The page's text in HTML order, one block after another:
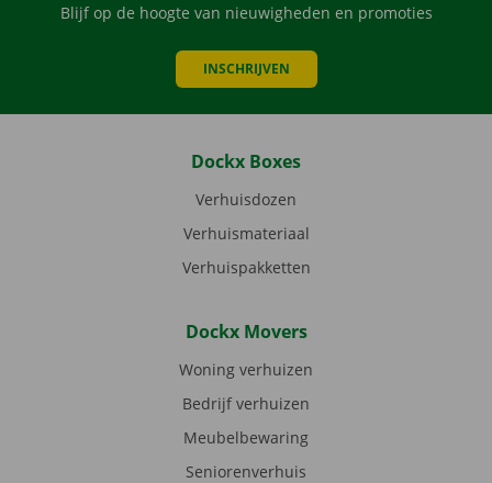
Blijf op de hoogte van nieuwigheden en promoties
INSCHRIJVEN
Dockx Boxes
Verhuisdozen
Verhuismateriaal
Verhuispakketten
Dockx Movers
Woning verhuizen
Bedrijf verhuizen
Meubelbewaring
Seniorenverhuis